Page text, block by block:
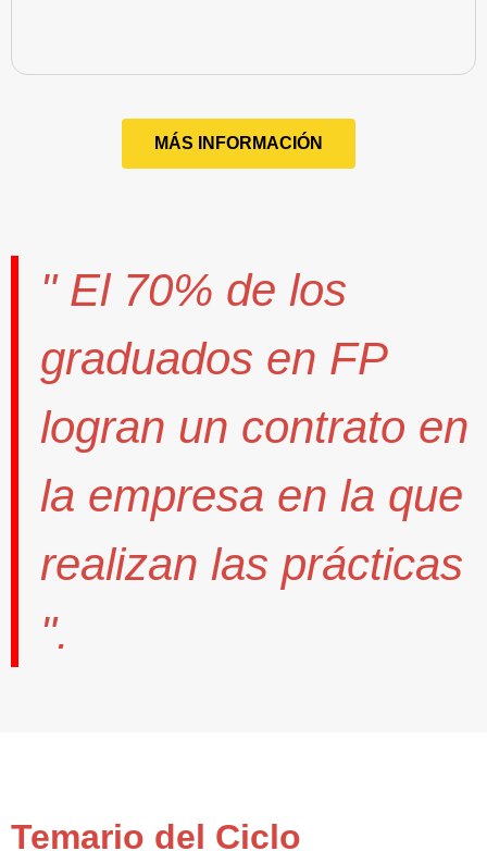
MÁS INFORMACIÓN
" El 70% de los
graduados en FP
logran un contrato en
la empresa en la que
realizan las prácticas
".
Temario del Ciclo